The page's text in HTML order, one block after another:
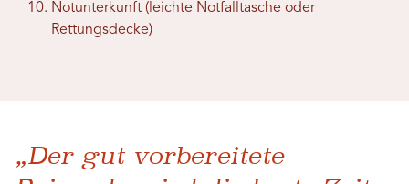
Notunterkunft (leichte Notfalltasche oder
Rettungsdecke)
„Der gut vorbereitete